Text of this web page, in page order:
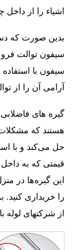
اشیاء را از داخل
بدین صورت که
سیفون توالت
سیفون با استفاده
آرامی آن را از
گیره های
هستند که مشکلات
حل می‌کند و با
قیمتی که به داخل
این گیره‌ها در
را خریداری کنید.
از شرکتهای لوله